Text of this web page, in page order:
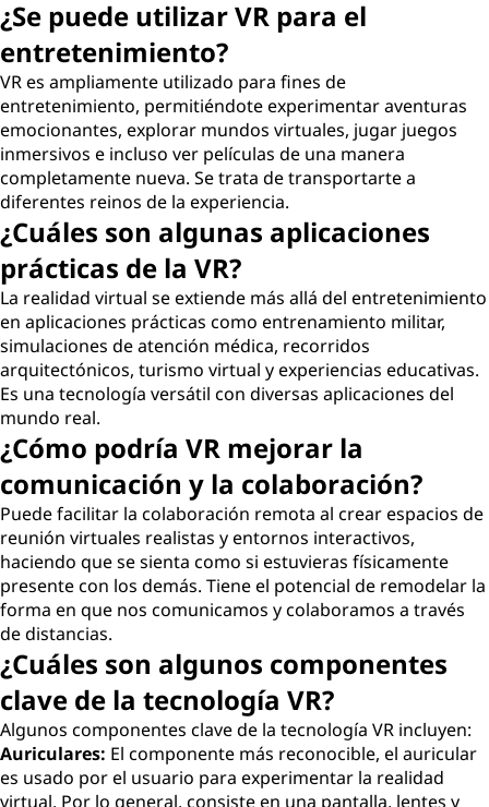
¿Se puede utilizar VR para el
entretenimiento?
VR es ampliamente utilizado para fines de
entretenimiento, permitiéndote experimentar aventuras
emocionantes, explorar mundos virtuales, jugar juegos
inmersivos e incluso ver películas de una manera
completamente nueva. Se trata de transportarte a
diferentes reinos de la experiencia.
¿Cuáles son algunas aplicaciones
prácticas de la VR?
La realidad virtual se extiende más allá del entretenimiento
en aplicaciones prácticas como entrenamiento militar,
simulaciones de atención médica, recorridos
arquitectónicos, turismo virtual y experiencias educativas.
Es una tecnología versátil con diversas aplicaciones del
mundo real.
¿Cómo podría VR mejorar la
comunicación y la colaboración?
Puede facilitar la colaboración remota al crear espacios de
reunión virtuales realistas y entornos interactivos,
haciendo que se sienta como si estuvieras físicamente
presente con los demás. Tiene el potencial de remodelar la
forma en que nos comunicamos y colaboramos a través
de distancias.
¿Cuáles son algunos componentes
clave de la tecnología VR?
Algunos componentes clave de la tecnología VR incluyen:
Auriculares: El componente más reconocible, el auricular
es usado por el usuario para experimentar la realidad
virtual. Por lo general, consiste en una pantalla, lentes y